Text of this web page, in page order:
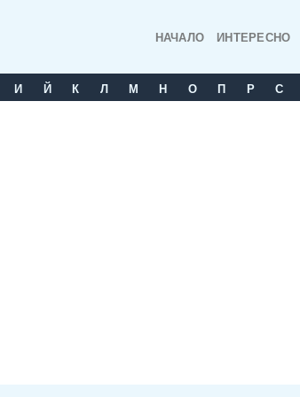
НАЧАЛО ИНТЕРЕСНО
И Й К Л М Н О П Р С